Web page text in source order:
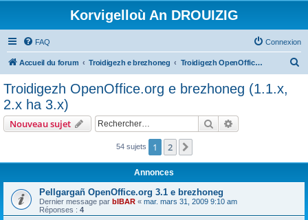
Korvigelloù An DROUIZIG
FAQ Connexion
Accueil du forum Troidigezh e brezhoneg Troidigezh OpenOffice.org e brezhoneg (1.1.x, 2.x ha 3.x)
c
Troidigezh OpenOffice.org e brezhoneg (1.1.x,
2.x ha 3.x)
Nouveau sujet Rechercher
54 sujets 1 2
Annonces
Pellgargañ OpenOffice.org 3.1 e brezhoneg
Dernier message par bIBAR « mar. mars 31, 2009 9:10 am
Réponses : 4